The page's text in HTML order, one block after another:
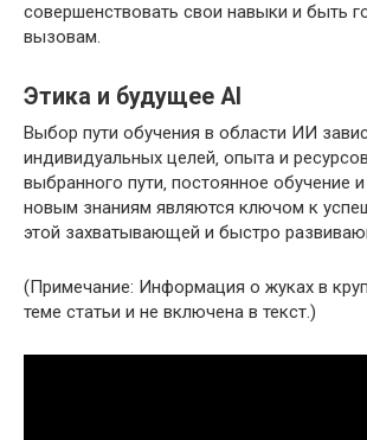
совершенствовать свои навыки и быть
вызовам.
Этика и будущее AI
Выбор пути обучения в области ИИ
индивидуальных целей‚ опыта и
выбранного пути‚ постоянное обучение
новым знаниям являются ключом к
этой захватывающей и быстро
(Примечание: Информация о жуках в
теме статьи и не включена в текст.)